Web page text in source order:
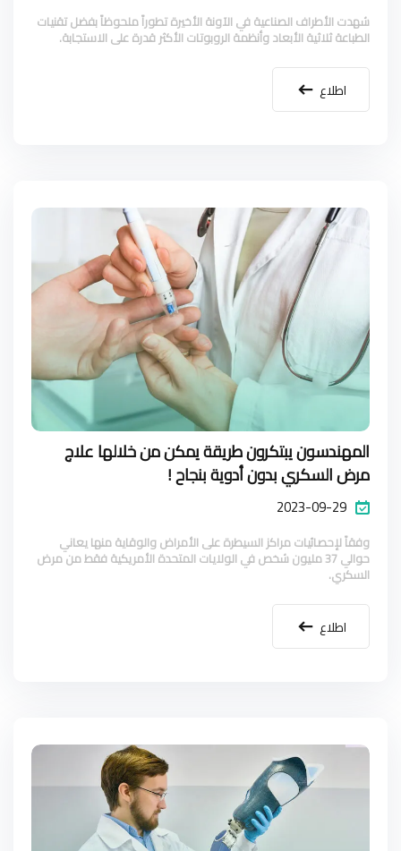
شهدت الأطراف الصناعية في الآونة الأخيرة تطوراً ملحوظاً بفضل تقنيات
الطباعة ثلاثية الأبعاد وأنظمة الروبوتات الأكثر قدرة على الاستجابة.
اطلاع
المهندسون يبتكرون طريقة يمكن من خلالها علاج
مرض السكري بدون أدوية بنجاح !
2023-09-29
وفقاً لإحصائيات مراكز السيطرة على الأمراض والوقاية منها يعاني
حوالي 37 مليون شخص في الولايات المتحدة الأمريكية فقط من مرض
السكري.
اطلاع